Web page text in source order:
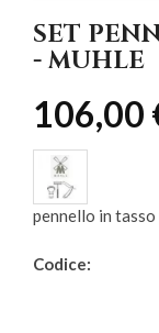
SET
- MUHLE
106,00
pennello in
Codice: